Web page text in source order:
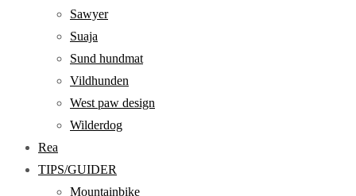
Sawyer
Suaja
Sund hundmat
Vildhunden
West paw design
Wilderdog
Rea
TIPS/GUIDER
Mountainbike